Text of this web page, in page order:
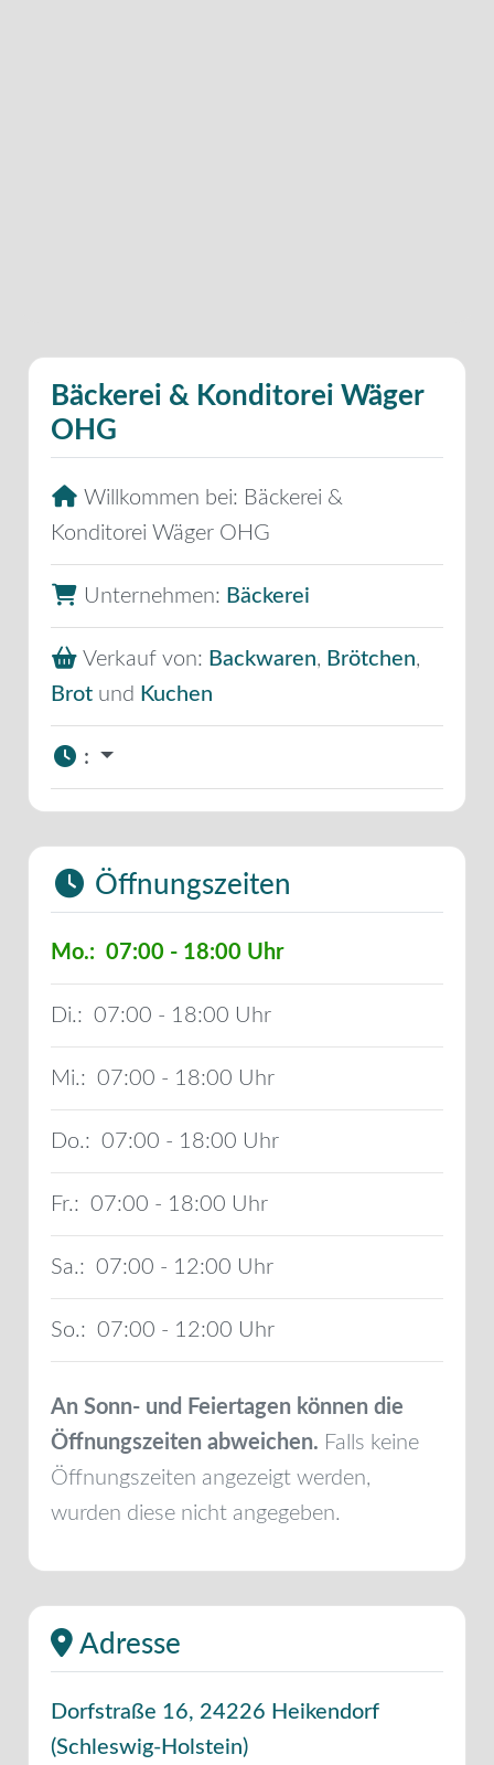
Bäckerei & Konditorei Wäger
OHG
Willkommen bei: Bäckerei &
Konditorei Wäger OHG
Unternehmen: Bäckerei
Verkauf von: Backwaren, Brötchen,
Brot und Kuchen
:
Öffnungszeiten
Mo.: 07:00 - 18:00
Di.: 07:00 - 18:00
Mi.: 07:00 - 18:00
Do.: 07:00 - 18:00
Fr.: 07:00 - 18:00
Sa.: 07:00 - 12:00
So.: 07:00 - 12:00
An Sonn- und Feiertagen können die
Öffnungszeiten abweichen. Falls keine
Öffnungszeiten angezeigt werden,
wurden diese nicht angegeben.
Adresse
Dorfstraße 16, 24226 Heikendorf
(Schleswig-Holstein)